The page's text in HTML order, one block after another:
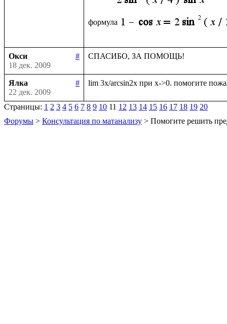
формула
Окси
#
18 дек. 2009
Ялка
#
22 дек. 2009
Страницы: 1 2 3 4 5 6 7 8 9 10 11 12 13 14 15 16 17 18 19 20
Форумы > Консультация по матанализу > Помогите решить